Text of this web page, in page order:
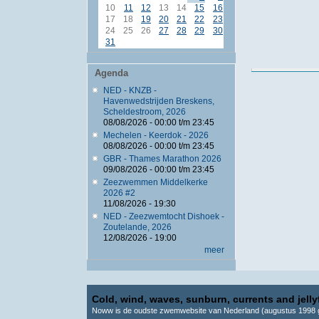
10
11 12 13 14 15
16
17
18 19 20 21 22
23
24
25 26 27 28 29
30
31
Agenda
NED - KNZB -
Havenwedstrijden Breskens,
Scheldestroom, 2026
08/08/2026 - 00:00t/m 23:45
Mechelen - Keerdok - 2026
08/08/2026 - 00:00t/m 23:45
GBR - Thames Marathon 2026
09/08/2026 - 00:00t/m 23:45
Zeezwemmen Middelkerke
2026 #2
11/08/2026 - 19:30
NED - Zeezwemtocht Dishoek -
Zoutelande, 2026
12/08/2026 - 19:00
meer
Cold, wind, waves, sunburn, currents and
Noww is de oudste zwemwebsite van Nederland (augustus 1998